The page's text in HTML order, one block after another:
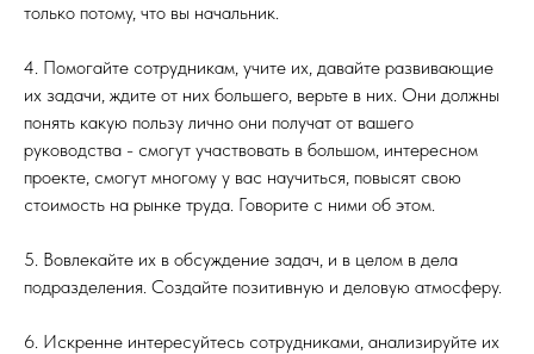
только потому, что вы начальник.
4. Помогайте сотрудникам, учите их, давайте развивающие
их задачи, ждите от них большего, верьте в них. Они должны
понять какую пользу лично они получат от вашего
руководства - смогут участвовать в большом, интересном
проекте, смогут многому у вас научиться, повысят свою
стоимость на рынке труда. Говорите с ними об этом.
5. Вовлекайте их в обсуждение задач, и в целом в дела
подразделения. Создайте позитивную и деловую атмосферу.
6. Искренне интересуйтесь сотрудниками, анализируйте их